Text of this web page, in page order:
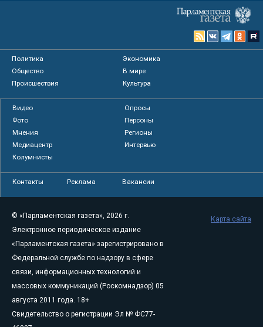
Политика
Экономика
Общество
В мире
Происшествия
Культура
Видео
Опросы
Фото
Персоны
Мнения
Регионы
Медиацентр
Интервью
Колумнисты
Контакты Реклама Вакансии
© «Парламентская газета», 2026 г.
Электронное периодическое издание
«Парламентская газета» зарегистрировано в
Федеральной службе по надзору в сфере
связи, информационных технологий и
массовых коммуникаций (Роскомнадзор) 05
августа 2011 года. 18+
Свидетельство о регистрации Эл № ФС77-
Карта сайта